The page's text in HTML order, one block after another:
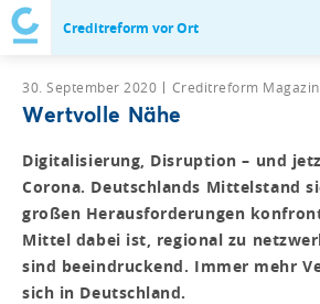
Creditreform vor Ort
30. September 2020 Creditreform Magazin
Wertvolle Nähe
Digitalisierung, Disruption – und
Corona. Deutschlands Mittelstand
großen Herausforderungen
Mittel dabei ist, regional zu
sind beeindruckend. Immer mehr
sich in Deutschland.